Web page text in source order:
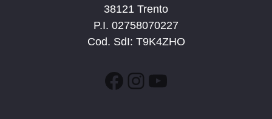
38121 Trento
P.I. 02758070227
Cod. SdI: T9K4ZHO
Facebook
Instagram
YouTube